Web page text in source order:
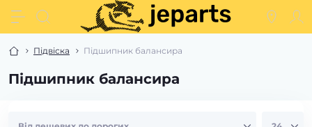
Підвіска Підшипник балансира
Підшипник балансира